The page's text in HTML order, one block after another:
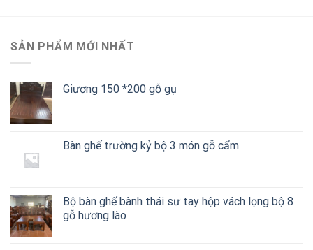
SẢN PHẨM MỚI NHẤT
Giương 150 *200 gỗ gụ
Bàn ghế trường kỷ bộ 3 món gỗ cẩm
Bộ bàn ghế bành thái sư tay hộp vách lọng bộ 8
gỗ hương lào